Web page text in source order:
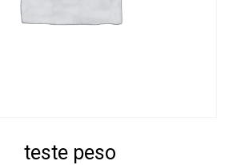
teste peso